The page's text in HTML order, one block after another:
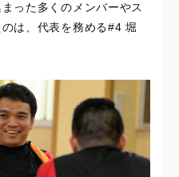
った多くのメンバーやス
は、代表を務める#4 堀